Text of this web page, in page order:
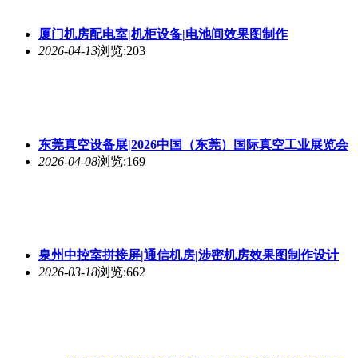
厦门机房配电室|机柜设备|电池间效果图制作
2026-04-13浏览:203
东莞真空设备展|2026中国（东莞）国际真空工业展览会
2026-04-08浏览:169
泉州中控室拼接屏|通信机房|涉密机房效果图制作设计
2026-03-18浏览:662